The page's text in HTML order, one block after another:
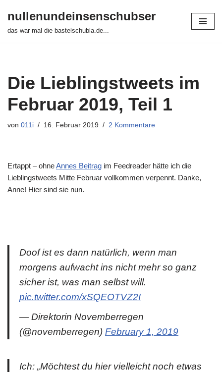
Zum
nullenundeinsenschubser
das war mal die bastelschubla.de...
Die Lieblingstweets im
Februar 2019, Teil 1
von 011i 16. Februar 2019 2 Kommentare
Ertappt – ohneAnnes Beitrag im Feedreader hätte ich die
Lieblingstweets Mitte Februar vollkommen verpennt. Danke,
Anne! Hier sind sie nun.
Doof ist es dann natürlich, wenn man
morgens aufwacht ins nicht mehr so ganz
sicher ist, was man selbst will.
pic.twitter.com/xSQEOTVZ2I
— Direktorin Novemberregen
(@novemberregen) February 1, 2019
Ich: „Möchtest du hier vielleicht noch etwas